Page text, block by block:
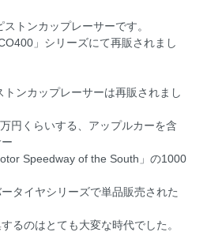
トンカップレーサーです。
」シリーズにて再販されまし
ンカップレーサーは再販されまし
円くらいする、アップルカーを含
Speedway of the South」の1000
タイヤシリーズで単品販売された
るのはとても大変な時代でした。